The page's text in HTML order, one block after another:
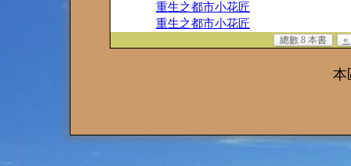
重生之都市小花匠
重生之都市小花匠
總數 8 本書 «
本